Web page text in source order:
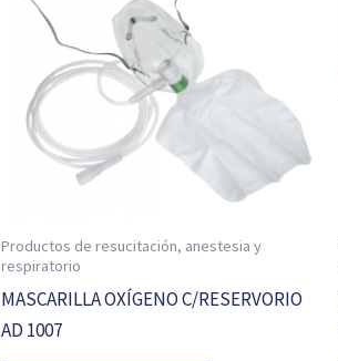
Productos de resucitación, anestesia y
respiratorio
MASCARILLA OXÍGENO C/RESERVORIO
AD 1007